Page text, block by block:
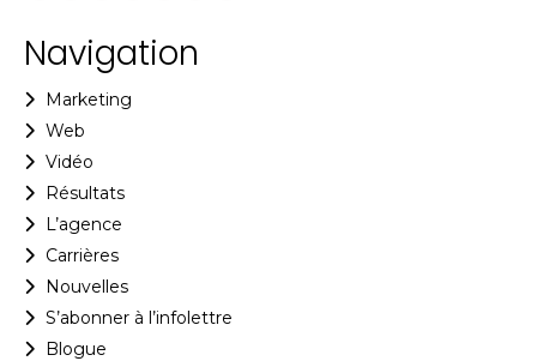
Navigation
Marketing
Web
Vidéo
Résultats
L’agence
Carrières
Nouvelles
S’abonner à l’infolettre
Blogue